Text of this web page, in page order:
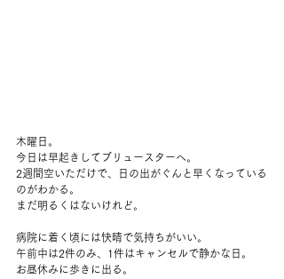
木曜日。
今日は早起きしてブリュースターへ。
2週間空いただけで、日の出がぐんと早くなっている
のがわかる。
まだ明るくはないけれど。
病院に着く頃には快晴で気持ちがいい。
午前中は2件のみ、1件はキャンセルで静かな日。
お昼休みに歩きに出る。